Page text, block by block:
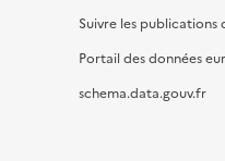
Suivre les publications
Portail des données
schema.data.gouv.fr